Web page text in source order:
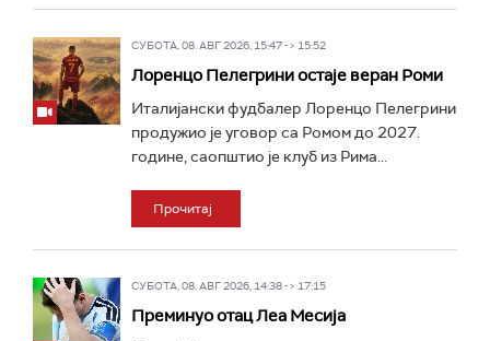
СУБОТА, 08. АВГ 2026, 15:47 -> 15:52
Лоренцо Пелегрини остаје веран Роми
Италијански фудбалер Лоренцо Пелегрини
продужио је уговор са Ромом до 2027.
године, саопштио је клуб из Рима...
Прочитај
СУБОТА, 08. АВГ 2026, 14:38 -> 17:15
Преминуо отац Леа Месија